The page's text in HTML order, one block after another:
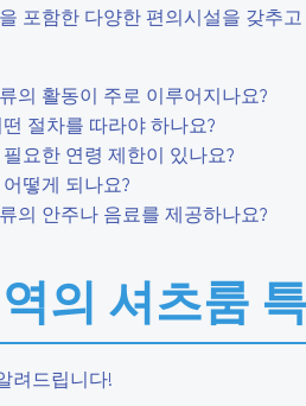
포함한 다양한 편의시설을 갖추
의 활동이 주로 이루어지나요?
절차를 따라야 하나요?
요한 연령 제한이 있나요?
떻게 되나요?
의 안주나 음료를 제공하나요?
의 셔츠룸
려드립니다!